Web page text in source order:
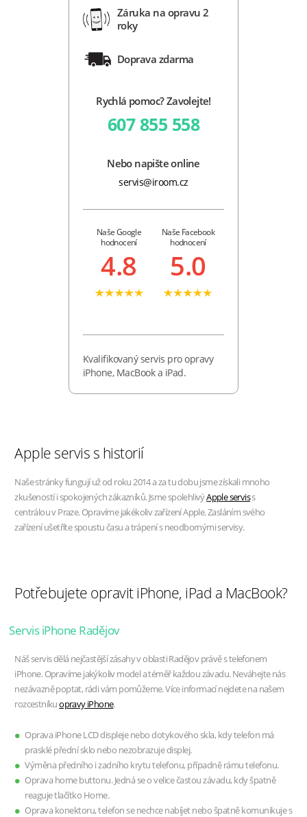
Záruka na opravu 2
roky
Doprava zdarma
Rychlá pomoc? Zavolejte!
607 855 558
Nebo napište online
servis@iroom.cz
Naše Google
hodnocení
4.8
Naše Facebook
hodnocení
5.0
Kvalifikovaný servis pro opravy
iPhone, MacBook a iPad.
Apple servis s historií
Naše stránky fungují už od roku 2014 a za tu dobu jsme získali mnoho
zkušeností i spokojených zákazníků. Jsme spolehlivýApple serviss
centrálou v Praze. Opravíme jakékoliv zařízení Apple. Zasláním svého
zařízení ušetříte spoustu času a trápení s neodbornými servisy.
Potřebujete opravit iPhone, iPad a MacBook?
Servis iPhone Radějov
Náš servis dělá nejčastější zásahy v oblasti Radějov právě s telefonem
iPhone. Opravíme jakýkoliv model a téměř každou závadu. Neváhejte nás
nezávazně poptat, rádi vám pomůžeme. Více informací nejdete na našem
rozcestníkuopravy iPhone.
Oprava iPhone LCD displeje nebo dotykového skla, kdy telefon má
prasklé přední sklo nebo nezobrazuje displej.
Výměna předního i zadního krytu telefonu, případně rámu telefonu.
Oprava home buttonu. Jedná se o velice častou závadu, kdy špatně
reaguje tlačítko Home.
Oprava konektoru, telefon se nechce nabíjet nebo špatně komunikuje s